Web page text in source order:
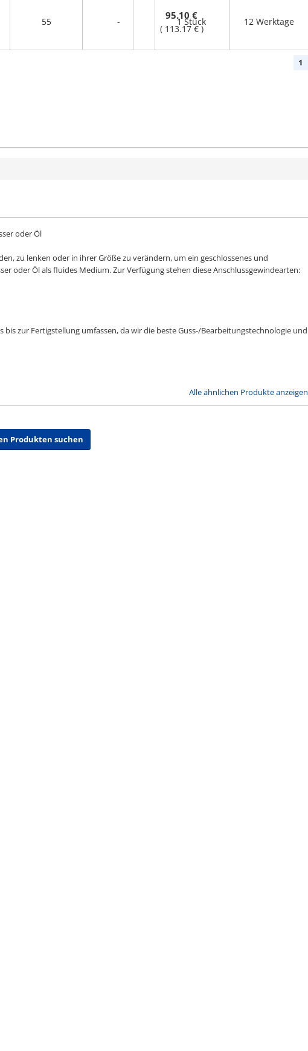
55 - 1 Stück
95.10 €
( 113.17 € )
12 Werktage
1
oder Öl
zu lenken oder in ihrer Größe zu verändern, um ein geschlossenes und
oder Öl als fluides Medium. Zur Verfügung stehen diese Anschlussgewindearten:
zur Fertigstellung umfassen, da wir die beste Guss-/Bearbeitungstechnologie und
Alle ähnlichen Produkte anzeigen
Produkten suchen